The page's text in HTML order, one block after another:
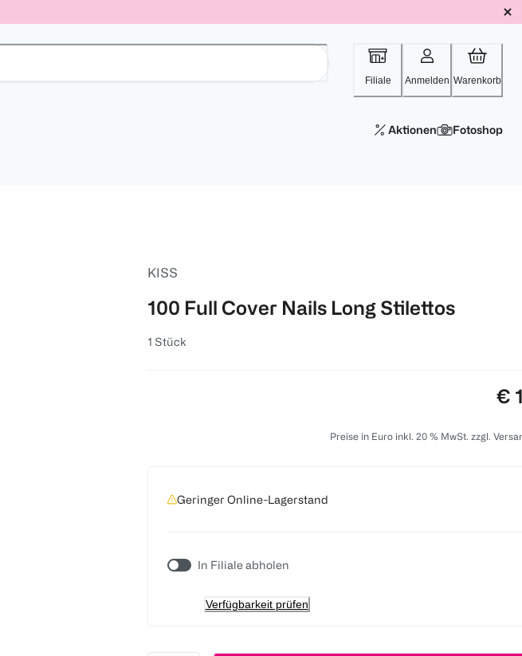
Filiale Anmelden Warenkorb
Aktionen Fotoshop
KISS
100 Full Cover Nails Long Stilettos
1 Stück
€
Preise in Euro inkl. 20 % MwSt. zzgl.
Geringer Online-Lagerstand
In Filiale abholen
Verfügbarkeit prüfen